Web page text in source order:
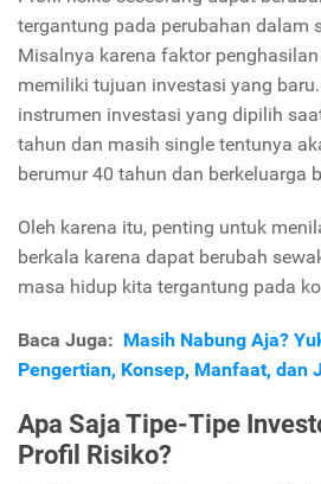
tergantung pada perubahan dalam
Misalnya karena faktor
memiliki tujuan investasi yang
instrumen investasi yang dipilih
tahun dan masih single tentunya
berumur 40 tahun dan berkeluarga
Oleh karena itu, penting untuk
berkala karena dapat berubah
masa hidup kita tergantung pada
Baca Juga: Masih Nabung Aja?
Pengertian, Konsep, Manfaat, dan
Apa Saja Tipe-Tipe
Profil Risiko?